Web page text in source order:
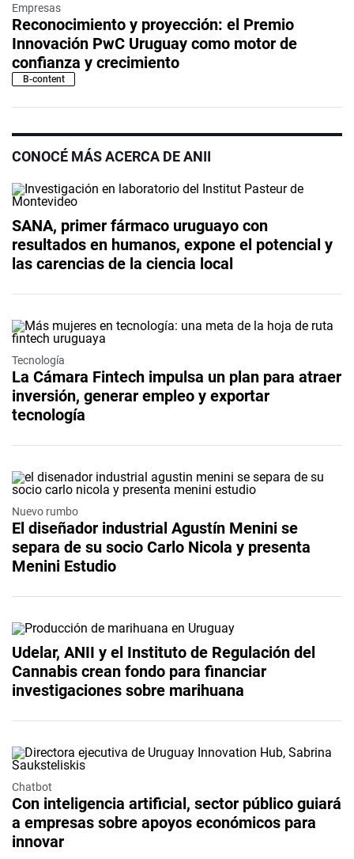
Empresas
Reconocimiento y proyección: el Premio
Innovación PwC Uruguay como motor de
confianza y crecimiento
B-content
CONOCÉ MÁS ACERCA DE ANII
SANA, primer fármaco uruguayo con
resultados en humanos, expone el potencial y
las carencias de la ciencia local
Tecnología
La Cámara Fintech impulsa un plan para atraer
inversión, generar empleo y exportar
tecnología
Nuevo rumbo
El diseñador industrial Agustín Menini se
separa de su socio Carlo Nicola y presenta
Menini Estudio
Udelar, ANII y el Instituto de Regulación del
Cannabis crean fondo para financiar
investigaciones sobre marihuana
Chatbot
Con inteligencia artificial, sector público guiará
a empresas sobre apoyos económicos para
innovar